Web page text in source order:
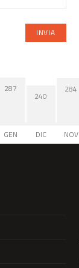
287
GEN
240
DIC
284
NOV